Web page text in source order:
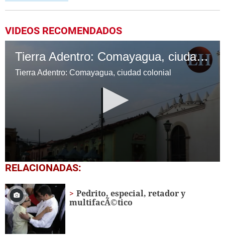
VIDEOS RECOMENDADOS
Tierra Adentro: Comayagua, ciudad colonial
Tierra Adentro: Comayagua, ciudad colonial
0
seconds
4
minutes,
38
seconds
RELACIONADAS:
Pedrito, especial, retador y
multifacÃ©tico